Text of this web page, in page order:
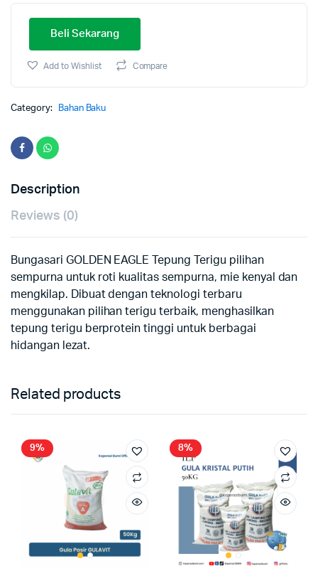
Beli Sekarang
Add to Wishlist Compare
Category: Bahan Baku
Description
Reviews (0)
Bungasari GOLDEN EAGLE Tepung Terigu pilihan
sempurna untuk roti kualitas sempurna, mie kenyal dan
mengkilap. Dibuat dengan teknologi terbaru
menggunakan pilihan terigu terbaik, menghasilkan
tepung terigu berprotein tinggi untuk berbagai
hidangan lezat.
Related products
9% 8%